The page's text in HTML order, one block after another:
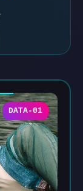
DATA-01